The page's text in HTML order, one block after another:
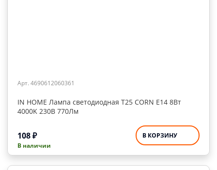
Арт. 4690612060361
IN HOME Лампа светодиодная Т25 CORN Е14 8Вт
4000K 230В 770Лм
108₽
В наличии
В КОРЗИНУ